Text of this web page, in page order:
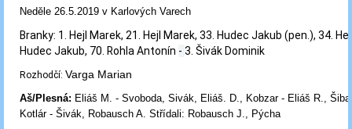
Neděle 26.5.2019 v Karlových Varech
Branky: 1. Hejl Marek, 21. Hejl Marek, 33. Hudec Jakub (pen.), 34.
Hudec Jakub, 70. Rohla Antonín - 3. Šivák Dominik
Rozhodčí: Varga Marian
Aš/Plesná: Eliáš M. - Svoboda, Sivák, Eliáš. D., Kobzar - Eliáš R.,
Kotlár - Šivák, Robausch A. Střídali: Robausch J., Pýcha